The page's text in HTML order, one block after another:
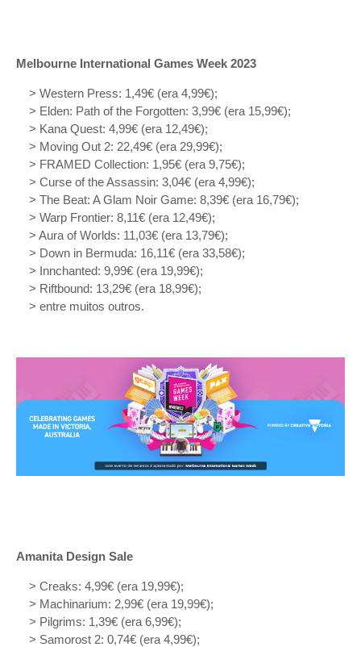
Melbourne International Games Week 2023
> Western Press: 1,49€ (era 4,99€);
> Elden: Path of the Forgotten: 3,99€ (era 15,99€);
> Kana Quest: 4,99€ (era 12,49€);
> Moving Out 2: 22,49€ (era 29,99€);
> FRAMED Collection: 1,95€ (era 9,75€);
> Curse of the Assassin: 3,04€ (era 4,99€);
> The Beat: A Glam Noir Game: 8,39€ (era 16,79€);
> Warp Frontier: 8,11€ (era 12,49€);
> Aura of Worlds: 11,03€ (era 13,79€);
> Down in Bermuda: 16,11€ (era 33,58€);
> Innchanted: 9,99€ (era 19,99€);
> Riftbound: 13,29€ (era 18,99€);
> entre muitos outros.
Amanita Design Sale
> Creaks: 4,99€ (era 19,99€);
> Machinarium: 2,99€ (era 19,99€);
> Pilgrims: 1,39€ (era 6,99€);
> Samorost 2: 0,74€ (era 4,99€);